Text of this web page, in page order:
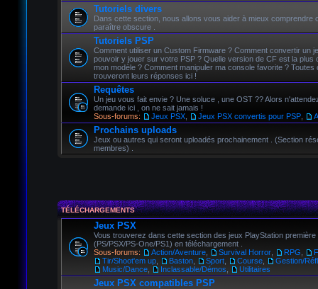
Tutoriels divers
Dans cette section, nous allons vous aider à mieux comprendre
paraître obscure .
Tutoriels PSP
Comment utiliser un Custom Firmware ? Comment convertir un
pouvoir y jouer sur votre PSP ? Quelle version de CF est la plus
mon modèle ? Comment manipuler ma console favorite ? Toutes
trouveront leurs réponses ici !
Requêtes
Un jeu vous fait envie ? Une soluce , une OST ?? Alors
demande ici , on ne sait jamais !
Sous-forums:
Jeux PSX, Jeux PSX convertis pour PSP,
Prochains uploads
Jeux ou autres qui seront uploadés prochainement . (Section
membres) .
TÉLÉCHARGEMENTS
Jeux PSX
Vous trouverez dans cette section des jeux PlayStation première
(PS/PSX/PS-One/PS1) en téléchargement .
Sous-forums:
Action/Aventure, Survival Horror, RPG
Tir/Shoot'em up, Baston, Sport, Course,
Gestion/
Music/Dance, Inclassable/Démos Utilitaires
Jeux PSX compatibles PSP